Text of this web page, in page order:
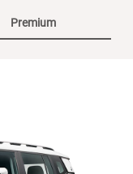
Premium